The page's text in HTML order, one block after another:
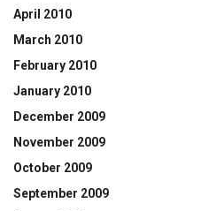
April 2010
March 2010
February 2010
January 2010
December 2009
November 2009
October 2009
September 2009